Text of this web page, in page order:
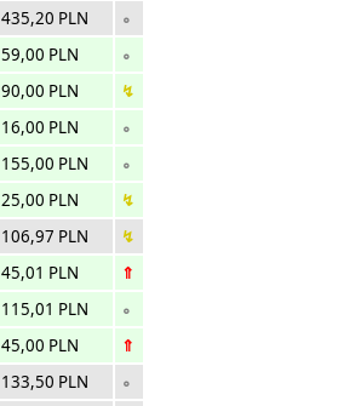
435,20 PLN
∘
59,00 PLN
∘
90,00 PLN
↯
16,00 PLN
∘
155,00 PLN
∘
25,00 PLN
↯
106,97 PLN
↯
45,01 PLN
⇑
115,01 PLN
∘
45,00 PLN
⇑
133,50 PLN
∘